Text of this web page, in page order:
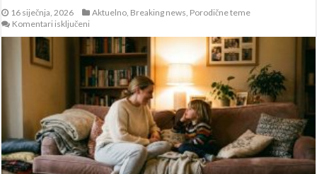
16 siječnja, 2026 Aktuelno Breaking news Porodične teme
Komentari isključeni
naučiti
djecu
da
postavljaju
zdrave
granice
u
odnosima